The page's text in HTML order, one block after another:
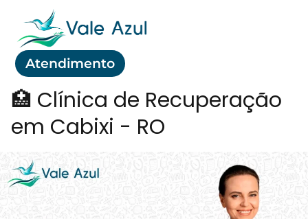
Atendimento
🏥 Clínica de Recuperação
em Cabixi - RO